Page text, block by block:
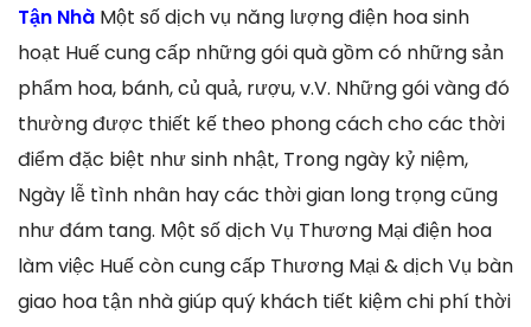
Tận Nhà Một số dịch vụ năng lượng điện hoa sinh
hoạt Huế cung cấp những gói quà gồm có những sản
phẩm hoa, bánh, củ quả, rượu, v.V. Những gói vàng đó
thường được thiết kế theo phong cách cho các thời
điểm đặc biệt như sinh nhật, Trong ngày kỷ niệm,
Ngày lễ tình nhân hay các thời gian long trọng cũng
như đám tang. Một số dịch Vụ Thương Mại điện hoa
làm việc Huế còn cung cấp Thương Mại & dịch Vụ bàn
giao hoa tận nhà giúp quý khách tiết kiệm chi phí thời